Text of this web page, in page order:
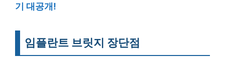
기 대공개!
임플란트 브릿지 장단점